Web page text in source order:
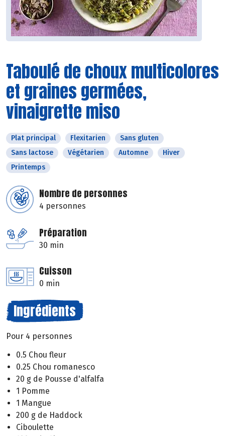
Taboulé de choux multicolores
et graines germées,
vinaigrette miso
Plat principal Flexitarien
Sans gluten
Sans lactose
Végétarien Automne
Hiver
Printemps
Nombre de personnes
4 personnes
Préparation
30 min
Cuisson
0 min
Ingrédients
Pour 4 personnes
0.5 Chou fleur
0.25 Chou romanesco
20 g de Pousse d'alfalfa
1 Pomme
1 Mangue
200 g de Haddock
Ciboulette